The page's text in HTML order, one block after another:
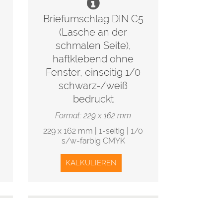
Briefumschlag DIN C5
(Lasche an der
schmalen Seite),
haftklebend ohne
Fenster, einseitig 1/0
schwarz-/weiß
bedruckt
Format: 229 x 162 mm
229 x 162 mm | 1-seitig | 1/0
s/w-farbig CMYK
KALKULIEREN